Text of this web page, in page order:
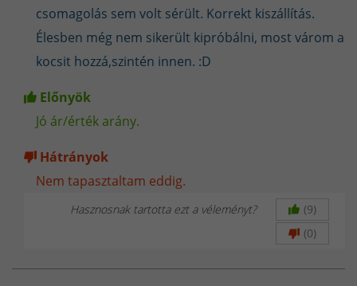
csomagolás sem volt sérült. Korrekt kiszállítás.
Élesben még nem sikerült kipróbálni, most várom a
kocsit hozzá,szintén innen. :D
Előnyök
Jó ár/érték arány.
Hátrányok
Nem tapasztaltam eddig.
Hasznosnak tartotta ezt a véleményt?
(9)
(0)